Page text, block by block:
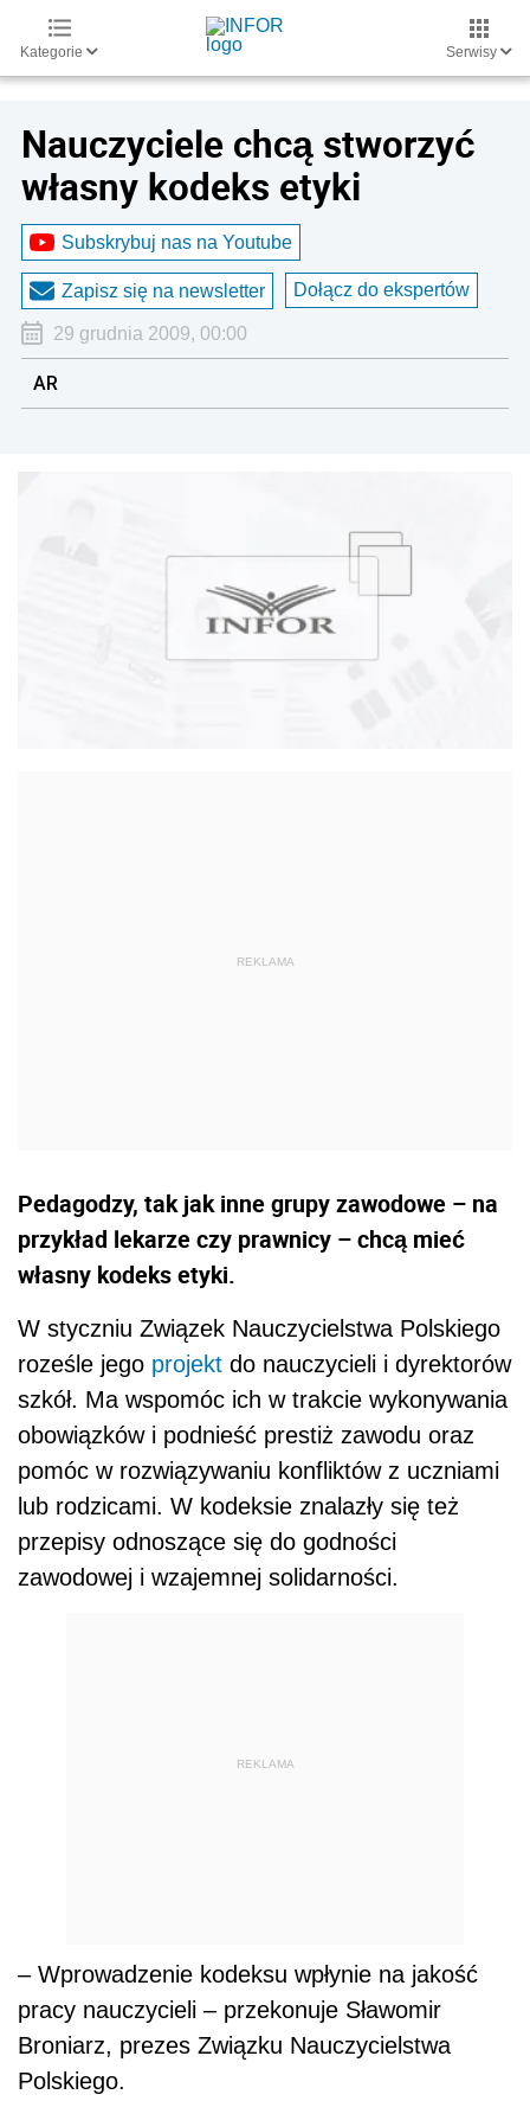
Kategorie Serwisy
Nauczyciele chcą stworzyć
własny kodeks etyki
Subskrybuj nas na Youtube
Zapisz się na newsletter Dołącz do ekspertów
29 grudnia 2009, 00:00
AR
Pedagodzy, tak jak inne grupy zawodowe – na
przykład lekarze czy prawnicy – chcą mieć
własny kodeks etyki.
W styczniu Związek Nauczycielstwa Polskiego
roześle jego projekt do nauczycieli i dyrektorów
szkół. Ma wspomóc ich w trakcie wykonywania
obowiązków i podnieść prestiż zawodu oraz
pomóc w rozwiązywaniu konfliktów z uczniami
lub rodzicami. W kodeksie znalazły się też
przepisy odnoszące się do godności
zawodowej i wzajemnej solidarności.
REKLAMA
– Wprowadzenie kodeksu wpłynie na jakość
pracy nauczycieli – przekonuje Sławomir
Broniarz, prezes Związku Nauczycielstwa
Polskiego.